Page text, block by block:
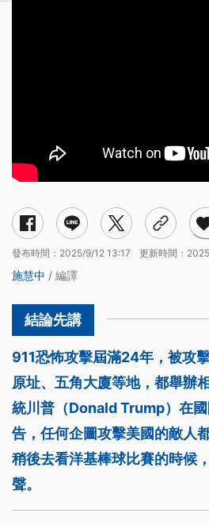
發布時間： 2025/9/12 13:17 更新時間：
施慧中 / 編譯
911恐怖攻擊屆滿24年，被攻
原址、五角大廈等地，都舉辦
統川普（Donald Trump）在
告，任何企圖攻擊美國的敵人
稍後去看洋基棒球比賽的時候
聲。